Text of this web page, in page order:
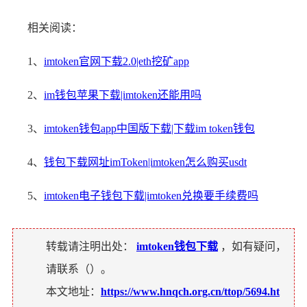
相关阅读：
1、 imtoken官网下载2.0|eth挖矿app
2、 im钱包苹果下载|imtoken还能用吗
3、 imtoken钱包app中国版下载|下载im token钱包
4、 钱包下载网址imToken|imtoken怎么购买usdt
5、 imtoken电子钱包下载|imtoken兑换要手续费吗
转载请注明出处： imtoken钱包下载 ，如有疑问，
请联系（）。
本文地址： https://www.hnqch.org.cn/ttop/5694.ht